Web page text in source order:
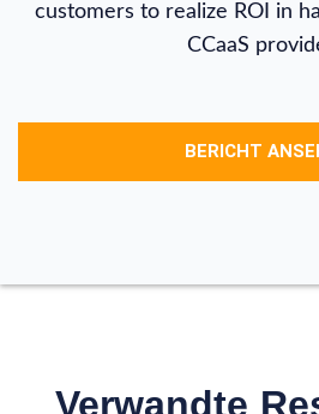
customers to realize ROI in
CCaaS
BERICHT
Verwandte